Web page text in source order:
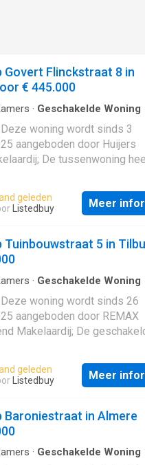
Govert Flinckstraat 8 in
€ 445.000
· Geschakelde Woning
woning wordt sinds 3
aangeboden door Huijers
De tussenwoning
4 slaapkamers; De
en ligt in de buurt
De woning beschikt
Mechanische
Wasruimte. Beschrijving
geleden
Listedbuy Meer
Tuinbouwstraat 5 in
· Geschakelde Woning
woning wordt sinds 26
aangeboden door REMAX
Makelaardij; De
kamers, waarvan 2
In 1976 en ligt in de
in Tilburg; De woning
Rookkanaal, Douche,
geleden
Listedbuy Meer
Baroniestraat in Almere
· Geschakelde Woning